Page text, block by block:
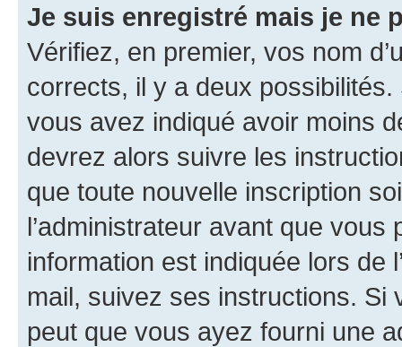
Je suis enregistré mais je ne
Vérifiez, en premier, vos nom
corrects, il y a deux
vous avez indiqué avoir moins
devrez alors suivre les
que toute nouvelle inscription
l’administrateur avant que
information est indiquée lors de
mail, suivez ses instructions. Si
peut que vous ayez fourni une